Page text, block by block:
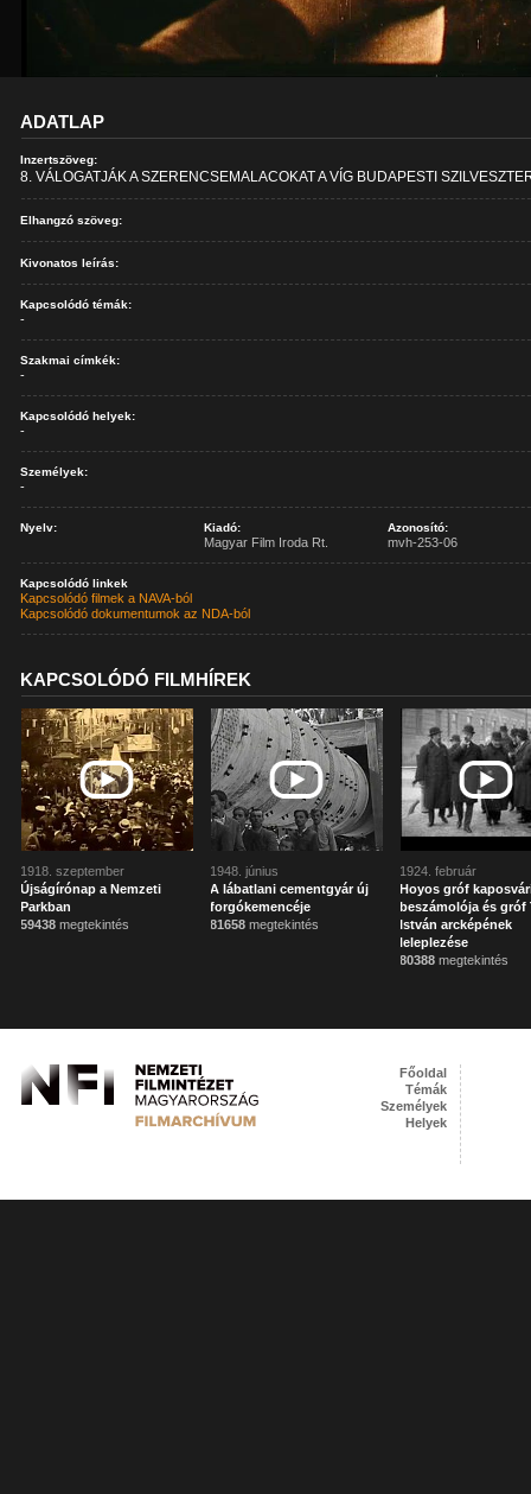
ADATLAP
Inzertszöveg:
8. VÁLOGATJÁK A SZERENCSEMALACOKAT A VÍG BUDAPESTI
Elhangzó szöveg:
Kivonatos leírás:
Kapcsolódó témák:
-
Szakmai címkék:
-
Kapcsolódó helyek:
-
Személyek:
-
Nyelv: Kiadó:
Magyar Film Iroda Rt.
Azonosító:
mvh-253-06
Kapcsolódó linkek
Kapcsolódó filmek a NAVA-ból
Kapcsolódó dokumentumok az NDA-ból
KAPCSOLÓDÓ FILMHÍREK
1918. szeptember
Újságírónap a Nemzeti
Parkban
59438 megtekintés
1948. június
A lábatlani cementgyár új
forgókemencéje
81658 megtekintés
1924. február
Hoyos gróf
beszámolója és gróf
István arcképének
leleplezése
80388 megtekintés
Főoldal
Témák
Személyek
Helyek